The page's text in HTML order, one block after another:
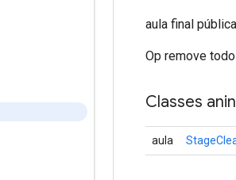
aula final pública
Op remove
Classes
aula